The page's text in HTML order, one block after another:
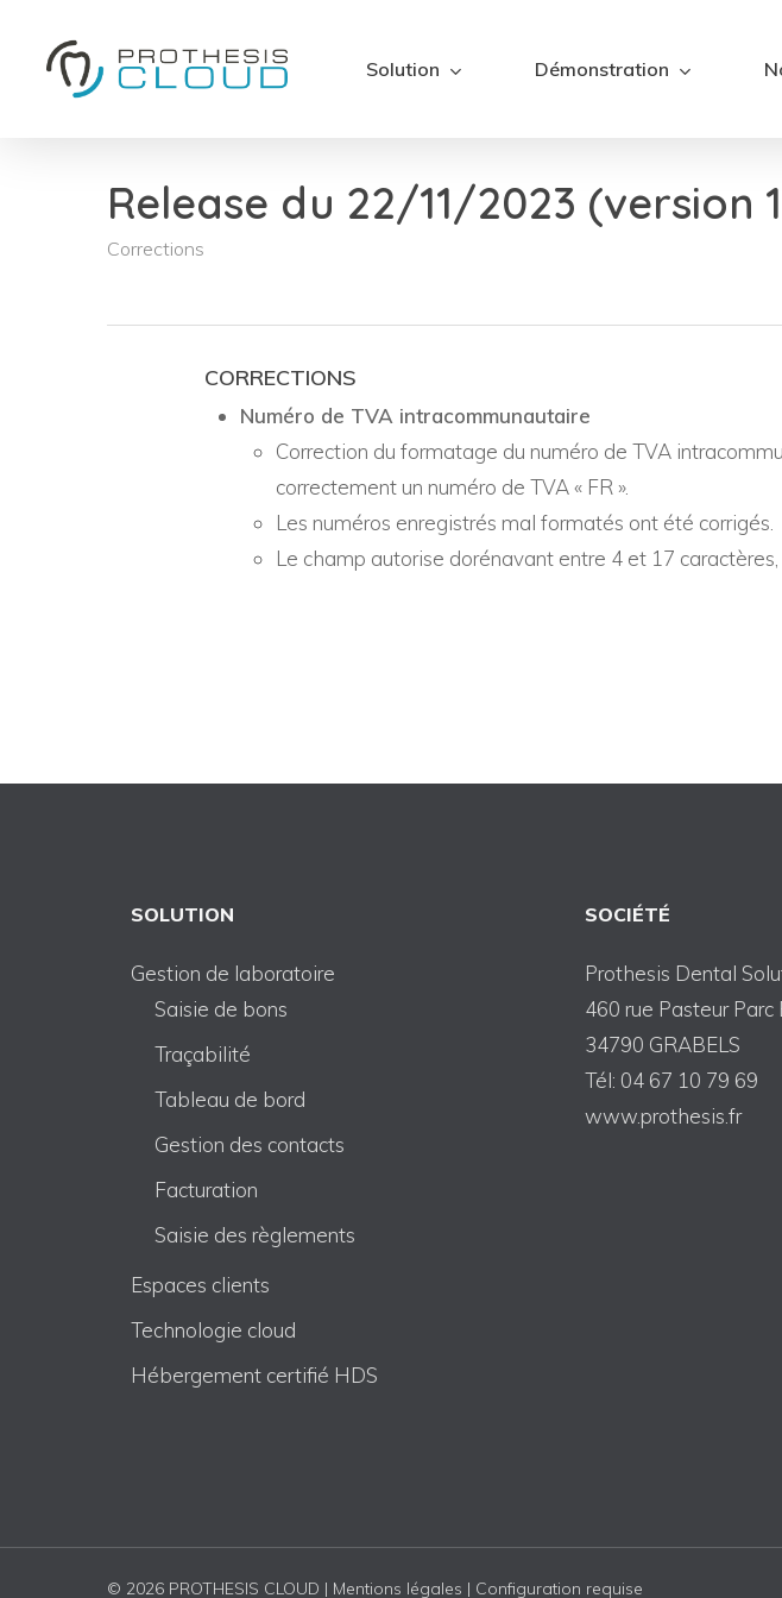
Solution Démonstration
Release du 22/11/2023 (version
Corrections
CORRECTIONS
Numéro de TVA intracommunautaire
Correction du formatage du numéro de TVA
correctement un numéro de TVA « FR ».
Les numéros enregistrés mal formatés ont été corrigés.
Le champ autorise dorénavant entre 4 et 17
SOLUTION
Gestion de laboratoire
Saisie de bons
Traçabilité
Tableau de bord
Gestion des contacts
Facturation
Saisie des règlements
Espaces clients
Technologie cloud
Hébergement certifié HDS
SOCIÉTÉ
Prothesis Dental
460 rue Pasteur Parc
34790 GRABELS
Tél: 04 67 10 79 69
www.prothesis.fr
© 2026 PROTHESIS CLOUD | Mentions légales | Configuration requise